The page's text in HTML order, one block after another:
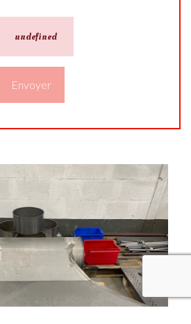
undefined